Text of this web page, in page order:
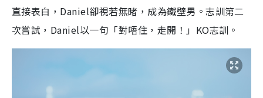
直接表白，Daniel卻視若無睹，成為鐵壁男。志訓第二
次嘗試，Daniel以一句「對唔住，走開！」KO志訓。